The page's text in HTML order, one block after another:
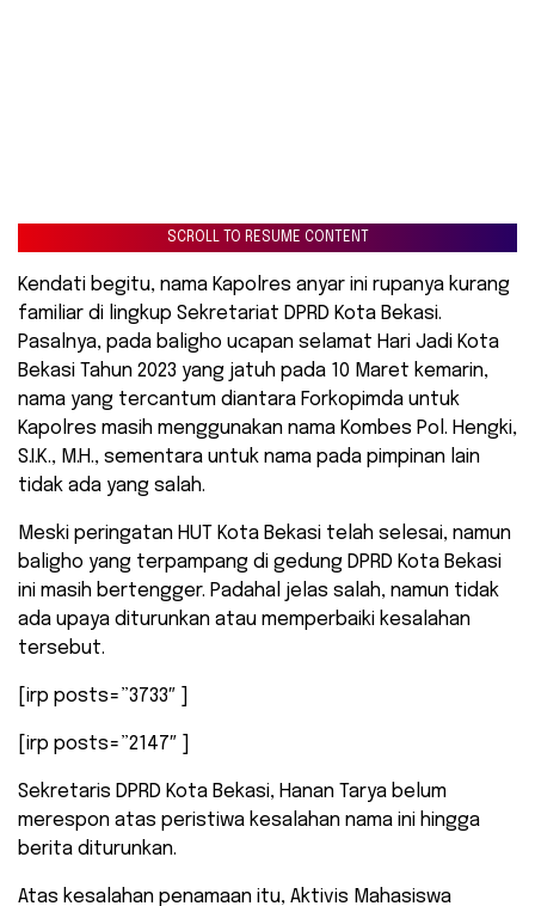
SCROLL TO RESUME CONTENT
Kendati begitu, nama Kapolres anyar ini rupanya kurang
familiar di lingkup Sekretariat DPRD Kota Bekasi.
Pasalnya, pada baligho ucapan selamat Hari Jadi Kota
Bekasi Tahun 2023 yang jatuh pada 10 Maret kemarin,
nama yang tercantum diantara Forkopimda untuk
Kapolres masih menggunakan nama Kombes Pol. Hengki,
S.I.K., M.H., sementara untuk nama pada pimpinan lain
tidak ada yang salah.
Meski peringatan HUT Kota Bekasi telah selesai, namun
baligho yang terpampang di gedung DPRD Kota Bekasi
ini masih bertengger. Padahal jelas salah, namun tidak
ada upaya diturunkan atau memperbaiki kesalahan
tersebut.
[irp posts=”3733″ ]
[irp posts=”2147″ ]
Sekretaris DPRD Kota Bekasi, Hanan Tarya belum
merespon atas peristiwa kesalahan nama ini hingga
berita diturunkan.
Atas kesalahan penamaan itu, Aktivis Mahasiswa